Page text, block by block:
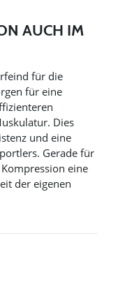
AUCH IM
für die
für eine
Dies
und eine
Gerade für
eine
der eigenen